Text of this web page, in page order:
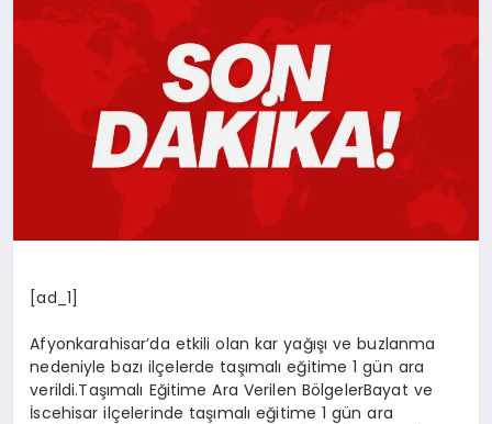
YAŞAM
[ad_1]
Afyonkarahisar’da etkili olan kar yağışı ve buzlanma
nedeniyle bazı ilçelerde taşımalı eğitime 1 gün ara
verildi.Taşımalı Eğitime Ara Verilen BölgelerBayat ve
İscehisar ilçelerinde taşımalı eğitime 1 gün ara